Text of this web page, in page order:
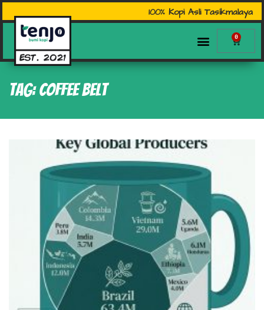
100% Kopi Asli Tasikmalaya
0
Tag: Coffee Belt